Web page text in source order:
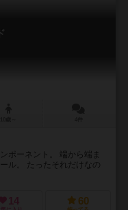
ポーネント。 端から端ま
ル。 たったそれだけなの
14 60